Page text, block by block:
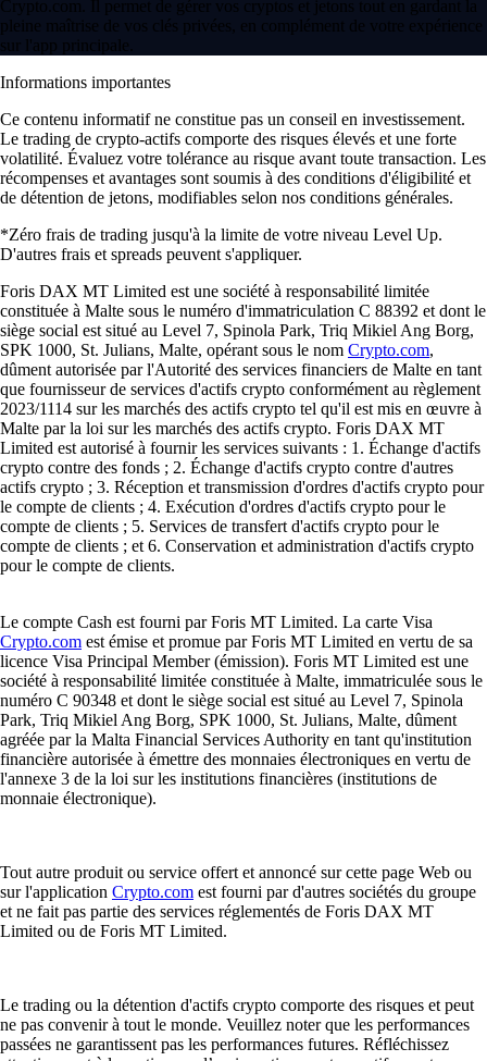
150 M
FAQ
Qu'est-ce qu'un portefeuille Ordinals ?
Un portefeuille Ordinals est un outil numérique pour gérer, stocker et
utiliser vos cryptomonnaies. Il sert d'interface avec la blockchain. Pour
plus de simplicité, beaucoup choisissent l'app Crypto.com afin de
garder leurs actifs à portée de main.
Comment créer un portefeuille Ordinals ?
Il suffit de télécharger une application, de créer un profil sécurisé et de
valider votre identité. Avec des plateformes intuitives comme l'app
Crypto.com, l'inscription se fait directement depuis votre téléphone en
quelques minutes seulement.
Faut-il un portefeuille pour chaque cryptomonnaie ?
Pas forcément. Si les premiers modèles étaient limités, les portefeuilles
multi-devises actuels permettent de regrouper de nombreux actifs.
Les portefeuilles Ordinals sont-ils sécurisés ?
La sécurité est essentielle pour vos actifs. Privilégiez les plateformes
utilisant le cold storage et des protocoles de vérification stricts. L'app
Crypto.com priorise ces mesures pour protéger l'accès à votre compte
24h/24.
L'ouverture d'un portefeuille logiciel est généralement gratuite. Si des
frais de réseau s'appliquent lors de vos transactions (achat, vente ou
Comment accéder à mon portefeuille en déplacement ?